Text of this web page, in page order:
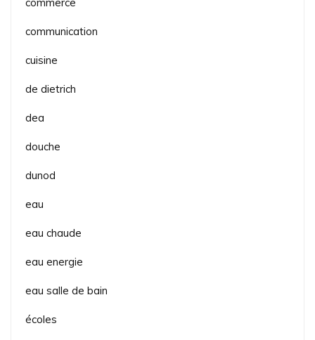
communication
cuisine
de dietrich
dea
douche
dunod
eau
eau chaude
eau energie
eau salle de bain
écoles